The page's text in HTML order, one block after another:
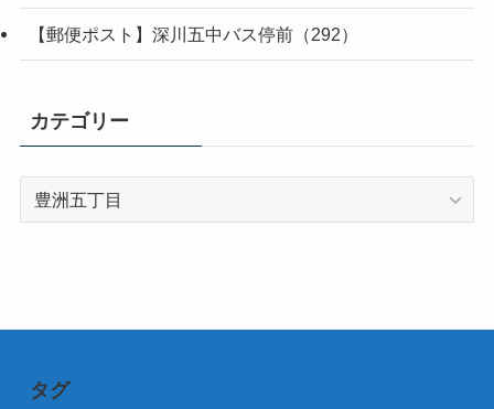
【郵便ポスト】深川五中バス停前（292）
カテゴリー
カ
タグ